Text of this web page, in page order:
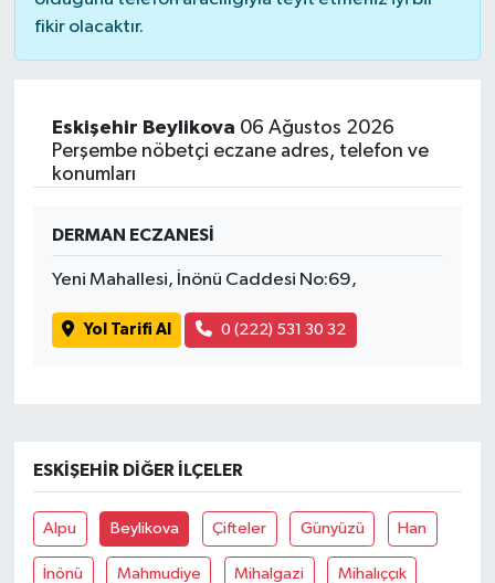
fikir olacaktır.
Eskişehir Beylikova 06 Ağustos 2026
Perşembe nöbetçi eczane adres, telefon ve
konumları
DERMAN ECZANESİ
Yeni Mahallesi, İnönü Caddesi No:69,
Yol Tarifi Al 0 (222) 531 30 32
ESKIŞEHIR DIĞER İLÇELER
Alpu Beylikova Çifteler Günyüzü Han
İnönü Mahmudiye Mihalgazi Mihalıççık